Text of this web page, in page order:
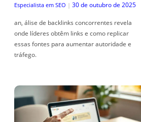
Especialista em SEO | 30 de outubro de 2025
an, álise de backlinks concorrentes revela
onde líderes obtêm links e como replicar
essas fontes para aumentar autoridade e
tráfego.